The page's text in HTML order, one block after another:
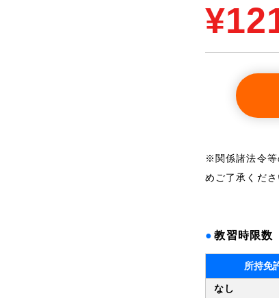
¥
※関係諸法令等
めご了承くださ
● 教習時限数
所持免
なし